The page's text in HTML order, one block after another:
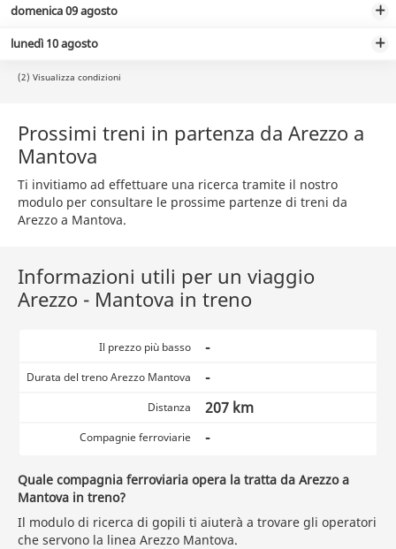
domenica 09 agosto
lunedì 10 agosto
(2) Visualizza condizioni
Prossimi treni in partenza da Arezzo a
Mantova
Ti invitiamo ad effettuare una ricerca tramite il nostro
modulo per consultare le prossime partenze di treni da
Arezzo a Mantova.
Informazioni utili per un viaggio
Arezzo - Mantova in treno
Il prezzo più basso -
Durata del treno Arezzo Mantova -
Distanza 207 km
Compagnie ferroviarie -
Quale compagnia ferroviaria opera la tratta da Arezzo a
Mantova in treno?
Il modulo di ricerca di gopili ti aiuterà a trovare gli operatori
che servono la linea Arezzo Mantova.